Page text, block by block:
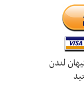
لندن